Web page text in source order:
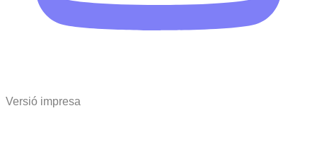
Versió impresa